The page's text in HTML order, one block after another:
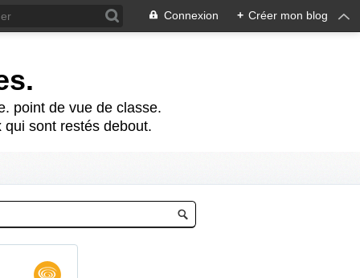
Connexion + Créer mon blog
point de vue de classe.
sont restés debout.